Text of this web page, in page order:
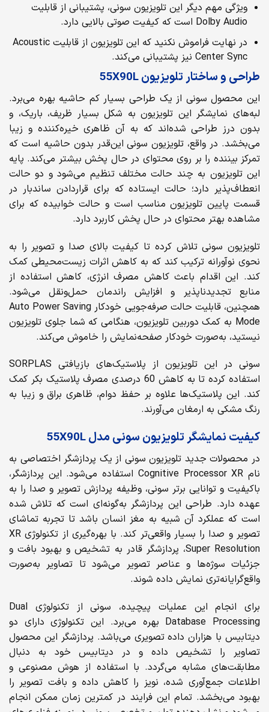
ویژگی مهم دیگر این تلویزیون سونی، پشتیبانی از قابلیت
Dolby Audio است که کیفیت صوتی بالایی دارد.
در نهایت فراموش نکنید که این تلویزیون از قابلیت Acoustic
Center Sync نیز پشتیبانی می‌کند.
طراحی و ساختار تلویزیون55X90L
این محصول سونی از یک طراحی بسیار کم حاشیه بهره می‌برد.
لبه‌های نمایشگر این تلویزیون به شکل بسیار ظریف، باریک، و
بدون درز طراحی شده‌اند که به آن ظاهری خیره‌کننده و زیبا
می‌بخشد. در واقع، تلویزیون سونی این‌قدر بدون حاشیه است که
تمرکز بیننده را بر روی محتوای در حال پخش بیشتر می‌کند. پایه
این تلویزیون به چند حالت مختلف تنظیم می‌شود و دو حالت
انعطاف‌پذیر دارد؛ حالت ایستاده که برای قراردادن ساندبار در
قسمت پایین تلویزیون مناسب است و حالت خوابیده که برای
مشاهده بهتر محتوای در حال پخش کاربرد دارد.
تلویزیون سونی تلاش کرده تا کیفیت بالای صدا و تصویر را به
نحوی نوآورانه ترکیب کند که به کاهش اثرات زیست‌محیطی کمک
کند. این اقدام باعث کاهش مصرف انرژی، کاهش استفاده از
منابع تجدید‌ناپذیر و افزایش راندمان حمل‌ونقل می‌شود.
همچنین، قابلیت حالت صرفه‌جویی خودکار Auto Power Saving
Mode به کمک دوربین تلویزیون، هنگامی که شما جلوی تلویزیون
نیستید، به‌صورت خودکار صفحه‌نمایش را خاموش می‌کند.
سونی در این تلویزیون از پلاستیک‌های بازیافتی SORPLAS
استفاده کرده تا به کاهش 60 درصدی مصرف پلاستیک بکر کمک
کند. این پلاستیک‌ها علاوه بر حفظ دوام، ظاهری براق و زیبا به
رنگ مشکی به ارمغان می‌آورند.
کیفیت نمایشگر تلویزیون سونی مدل55X90L
در محصولات جدید تلویزیون سونی از یک پردازشگر اختصاصی به
نام Cognitive Processor XR استفاده می‌شود. این پردازشگر،
باکیفیت و توانایی برتر سونی، وظیفه پردازش تصویر و صدا را به
عهده دارد. طراحی این پردازشگر به‌گونه‌ای است که تلاش شده
است که عملکرد آن شبیه به مغز انسان باشد تا تجربه تماشای
تصویر و صدا را بسیار واقعی‌تر کند. با بهره‌گیری از تکنولوژی XR
Super Resolution، پردازشگر قادر به تشخیص و بهبود بافت و
جزئیات سوژه‌ها و عناصر تصویر می‌شود تا تصاویر به‌صورت
واقع‌گرایانه‌تری نمایش داده شوند.
برای انجام این عملیات پیچیده، سونی از تکنولوژی Dual
Database Processing بهره می‌برد. این تکنولوژی دارای دو
دیتابیس با هزاران داده تصویری می‌باشد. پردازشگر این محصول
تصاویر را تشخیص داده و در دیتابیس خود به دنبال
مطابقت‌های مشابه می‌گردد. با استفاده از هوش مصنوعی و
اطلاعات جمع‌آوری شده، نویز را کاهش داده و بافت تصویر را
بهبود می‌بخشد. تمام این فرایند در کمترین زمان ممکن انجام